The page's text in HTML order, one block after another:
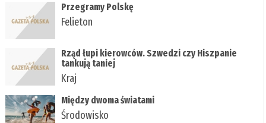
Przegramy Polskę
Felieton
Rząd łupi kierowców. Szwedzi czy Hiszpanie
tankują taniej
Kraj
Między dwoma światami
Środowisko